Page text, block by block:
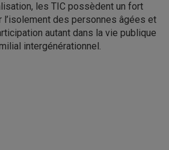
les TIC possèdent un fort
l’isolement des personnes âgées et
autant dans la vie publique
intergénérationnel.